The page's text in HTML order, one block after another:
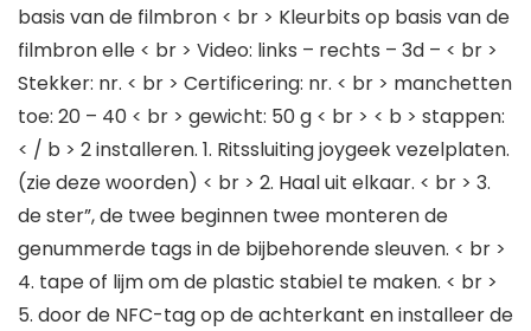
basis van de filmbron < br > Kleurbits op basis van de
filmbron elle < br > Video: links – rechts – 3d – < br >
Stekker: nr. < br > Certificering: nr. < br > manchetten
toe: 20 – 40 < br > gewicht: 50 g < br > < b > stappen:
< / b > 2 installeren. 1. Ritssluiting joygeek vezelplaten.
(zie deze woorden) < br > 2. Haal uit elkaar. < br > 3.
de ster”, de twee beginnen twee monteren de
genummerde tags in de bijbehorende sleuven. < br >
4. tape of lijm om de plastic stabiel te maken. < br >
5. door de NFC-tag op de achterkant en installeer de